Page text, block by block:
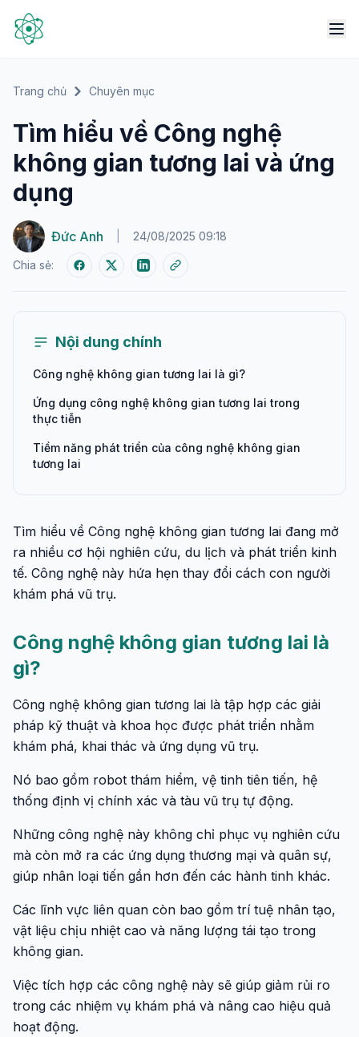
Trang chủ Chuyên mục
Tìm hiểu về Công nghệ
không gian tương lai và ứng
dụng
Đức Anh 24/08/2025 09:18
Chia sẻ:
Nội dung chính
Công nghệ không gian tương lai là gì?
Ứng dụng công nghệ không gian tương lai trong
thực tiễn
Tiềm năng phát triển của công nghệ không gian
tương lai
Tìm hiểu về Công nghệ không gian tương lai đang mở
ra nhiều cơ hội nghiên cứu, du lịch và phát triển kinh
tế. Công nghệ này hứa hẹn thay đổi cách con người
khám phá vũ trụ.
Công nghệ không gian tương lai là
gì?
Công nghệ không gian tương lai là tập hợp các giải
pháp kỹ thuật và khoa học được phát triển nhằm
khám phá, khai thác và ứng dụng vũ trụ.
Nó bao gồm robot thám hiểm, vệ tinh tiên tiến, hệ
thống định vị chính xác và tàu vũ trụ tự động.
Những công nghệ này không chỉ phục vụ nghiên cứu
mà còn mở ra các ứng dụng thương mại và quân sự,
giúp nhân loại tiến gần hơn đến các hành tinh khác.
Các lĩnh vực liên quan còn bao gồm trí tuệ nhân tạo,
vật liệu chịu nhiệt cao và năng lượng tái tạo trong
không gian.
Việc tích hợp các công nghệ này sẽ giúp giảm rủi ro
trong các nhiệm vụ khám phá và nâng cao hiệu quả
hoạt động.